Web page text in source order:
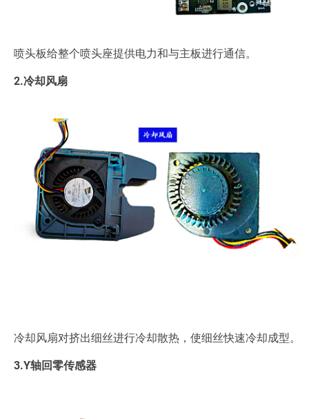
喷头板给整个喷头座提供电力和与主板进行通信。
2.冷却风扇
冷却风扇对挤出细丝进行冷却散热，使细丝快速冷却成型。
3.Y轴回零传感器